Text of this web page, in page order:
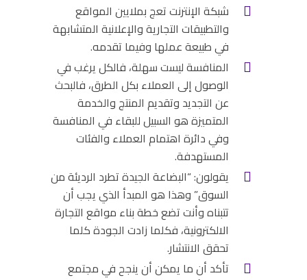
شبكة الإنترنت تعج بملايين المواقع
والتطبيقات التجارية والإعلانية المتشابهة
في طبيعة عملها وفيما تقدمه.
المنافسة ليست سهلة، فالكل يرغب في
الوصول إلى العملاء بكل الطرق، فالبحث
عن التجديد وتقديم المنتج والخدمة
المتميزة هو السبيل للبقاء في المنافسة
وفي دائرة اهتمام العملاء والفئات
المستهدفة.
يقولون: “البضاعة الجيدة تطرد الرديئة من
السوق” وهذا هو المبدأ الذي يجب أن
تتبناه وأنت تضع خطة بناء مواقع التجارة
الالكترونية، فكلما زادت الجودة كلما
تحقق الانتشار.
تأكد أن ما يمكن أن ينجح في مجتمع